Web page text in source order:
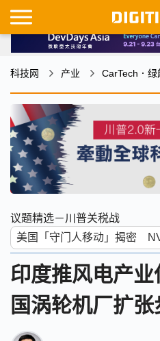
科技网 产业 CarTech．绿
议题精选－川普关税战
印度推风电产
国涡轮机厂扩